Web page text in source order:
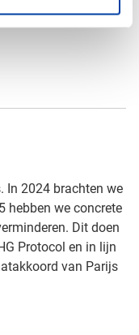
In 2024 brachten we
hebben we concrete
Dit doen
Protocol en in lijn
van Parijs